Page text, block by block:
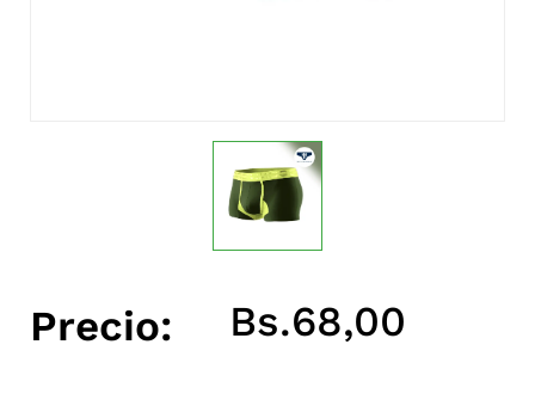
Precio: Bs.68,00